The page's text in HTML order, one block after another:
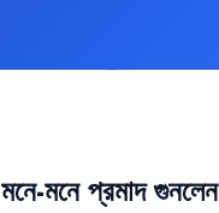
মনে-মনে প্রমাদ গুনলেন